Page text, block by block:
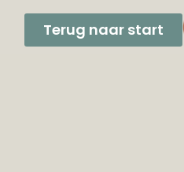
Terug naar start